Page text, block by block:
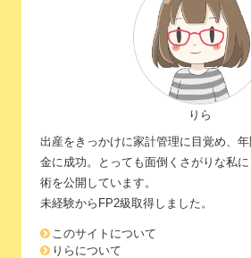
りら
出産をきっかけに家計管理に目覚め、
金に成功。とっても面倒くさがりな私
術を公開しています。
未経験からFP2級取得しました。
このサイトについて
りらについて